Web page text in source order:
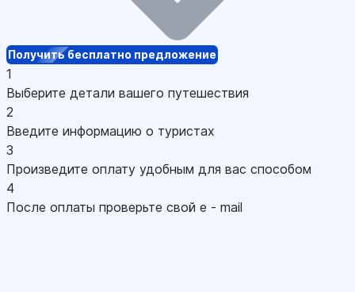
Получить бесплатно предложение
1
Выберите детали вашего путешествия
2
Введите информацию о туристах
3
Произведите оплату удобным для вас способом
4
После оплаты проверьте свой e - mail